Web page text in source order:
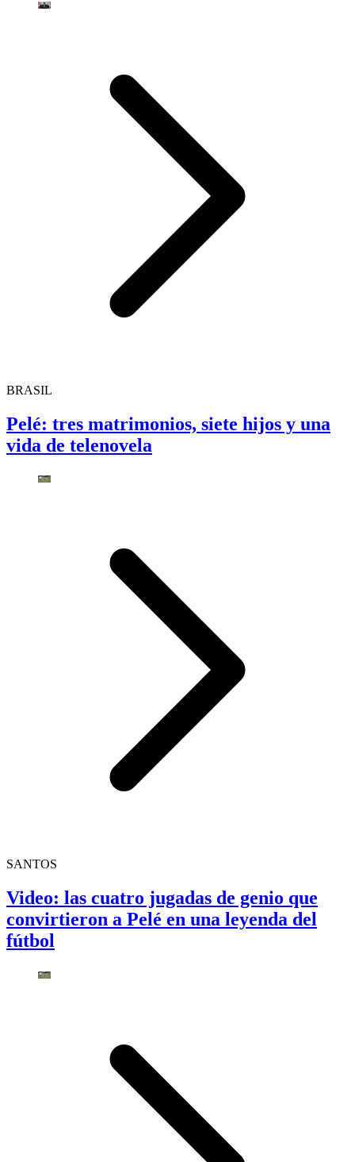
BRASIL
Pelé: tres matrimonios, siete hijos y una
vida de telenovela
SANTOS
Video: las cuatro jugadas de genio que
convirtieron a Pelé en una leyenda del
fútbol